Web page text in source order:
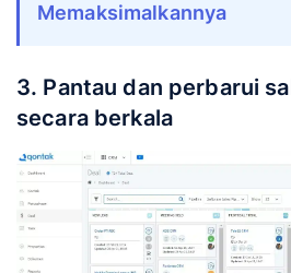
Memaksimalkannya
3. Pantau dan perbarui
secara berkala